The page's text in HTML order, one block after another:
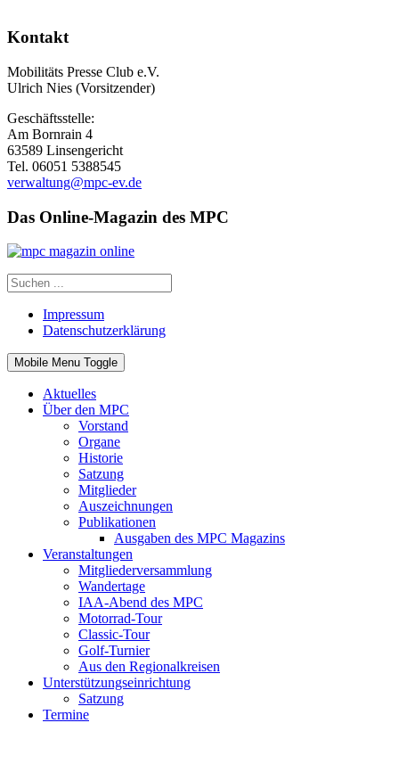
Kontakt
Mobilitäts Presse Club e.V.
Ulrich Nies (Vorsitzender)
Geschäftsstelle:
Am Bornrain 4
63589 Linsengericht
Tel. 06051 5388545
verwaltung@mpc-ev.de
Das Online-Magazin des MPC
Impressum
Datenschutzerklärung
Mobile Menu Toggle
Aktuelles
Über den MPC
Vorstand
Organe
Historie
Satzung
Mitglieder
Auszeichnungen
Publikationen
Ausgaben des MPC Magazins
Veranstaltungen
Mitgliederversammlung
Wandertage
IAA-Abend des MPC
Motorrad-Tour
Classic-Tour
Golf-Turnier
Aus den Regionalkreisen
Unterstützungseinrichtung
Satzung
Termine